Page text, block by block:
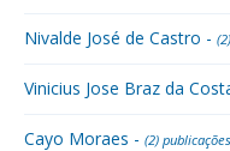
Nivalde José de Castro -
Vinicius Jose Braz da
Cayo Moraes - (2) publicações